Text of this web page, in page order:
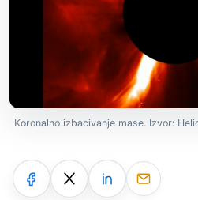
Koronalno izbacivanje mase. Izvor: